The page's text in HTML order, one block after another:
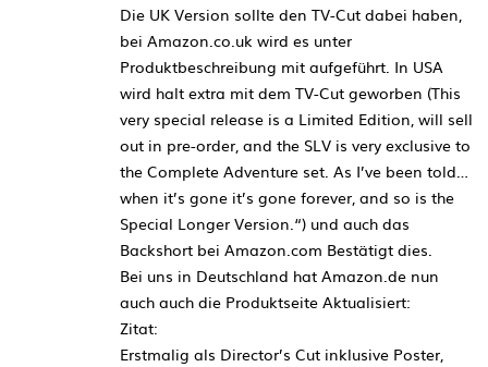
Die UK Version sollte den TV-Cut dabei haben,
bei Amazon.co.uk wird es unter
Produktbeschreibung mit aufgeführt. In USA
wird halt extra mit dem TV-Cut geworben (This
very special release is a Limited Edition, will sell
out in pre-order, and the SLV is very exclusive to
the Complete Adventure set. As I’ve been told…
when it’s gone it’s gone forever, and so is the
Special Longer Version.“) und auch das
Backshort bei Amazon.com Bestätigt dies.
Bei uns in Deutschland hat Amazon.de nun
auch auch die Produktseite Aktualisiert:
Zitat:
Erstmalig als Director’s Cut inklusive Poster,